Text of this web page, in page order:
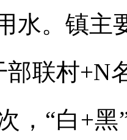
水。镇主
部联村+N
，“白+